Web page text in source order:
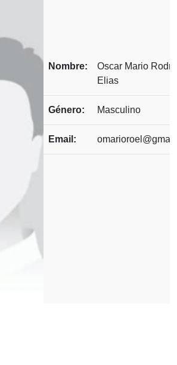
Nombre:
Oscar Mario
Elias
Género: Masculino
Email: